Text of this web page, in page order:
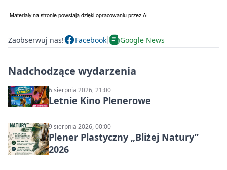
Zaobserwuj nas! Facebook Google News
Nadchodzące wydarzenia
6 sierpnia 2026, 21:00
Letnie Kino Plenerowe
9 sierpnia 2026, 00:00
Plener Plastyczny „Bliżej Natury”
2026